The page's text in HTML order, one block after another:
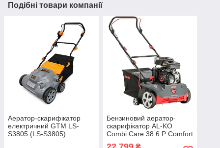
Подібні товари компанії
Аератор-скарифікатор
електричний GTM LS-
S3805 (LS-S3805)
Бензиновий аератор-
скарифікатор AL-KO
Combi Care 38.6 P Comfort
1,4 кВт, 38 см, 55 л